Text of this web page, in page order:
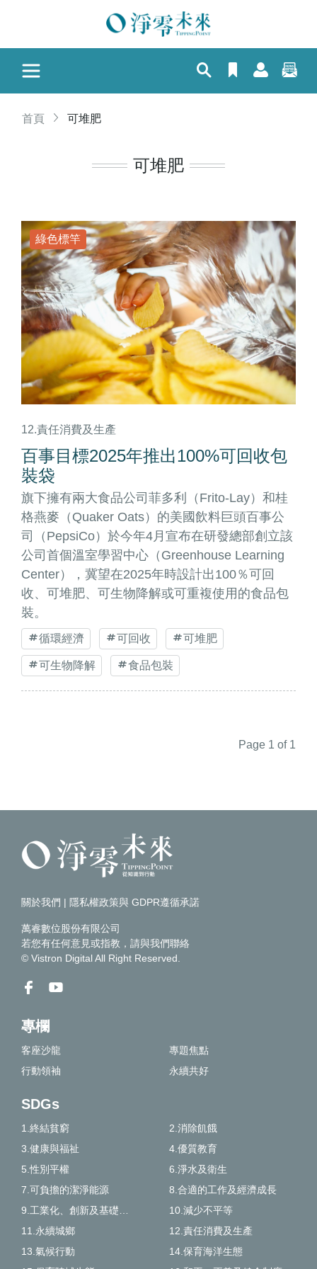
首頁 可堆肥
可堆肥
綠色標竿
12.責任消費及生產
百事目標2025年推出100%可回收包
裝袋
旗下擁有兩大食品公司菲多利（Frito-Lay）和桂
格燕麥（Quaker Oats）的美國飲料巨頭百事公
司（PepsiCo）於今年4月宣布在研發總部創立該
公司首個溫室學習中心（Greenhouse Learning
Center），冀望在2025年時設計出100％可回
收、可堆肥、可生物降解或可重複使用的食品包
裝。
循環經濟 可回收 可堆肥
可生物降解 食品包裝
Page 1 of 1
關於我們 | 隱私權政策與 GDPR遵循承諾
萬睿數位股份有限公司
若您有任何意見或指教，請與我們聯絡
© Vistron Digital All Right Reserved.
專欄
客座沙龍
專題焦點
行動領袖
永續共好
SDGs
1.終結貧窮
2.消除飢餓
3.健康與福祉
4.優質教育
5.性別平權
6.淨水及衛生
7.可負擔的潔淨能源
8.合適的工作及經濟成長
10.減少不平等
11.永續城鄉
12.責任消費及生產
13.氣候行動
14.保育海洋生態